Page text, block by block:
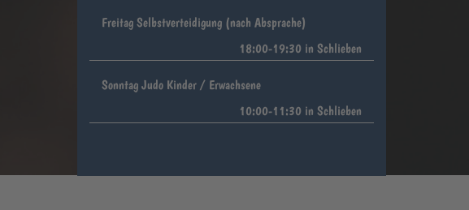
Freitag Selbstverteidigung (nach Absprache)
18:00-19:30 in Schlieben
Sonntag Judo Kinder / Erwachsene
10:00-11:30 in Schlieben